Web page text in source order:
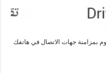
بمزامنة جهات الاتصال في هاتفك